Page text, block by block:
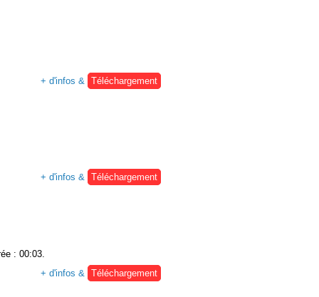
+ d'infos &
Téléchargement
+ d'infos &
Téléchargement
: 00:03.
+ d'infos &
Téléchargement